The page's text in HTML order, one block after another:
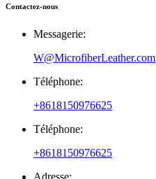
Contactez-nous
Messagerie:
W@MicrofiberLeather.com
Téléphone:
+8618150976625
Téléphone:
+8618150976625
Adresse: